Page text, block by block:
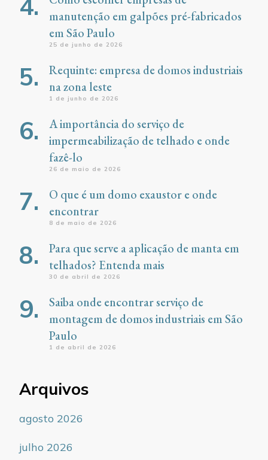
manutenção em galpões pré-fabricados
em São Paulo
25 de junho de 2026
Requinte: empresa de domos industriais
na zona leste
1 de junho de 2026
A importância do serviço de
impermeabilização de telhado e onde
fazê-lo
26 de maio de 2026
O que é um domo exaustor e onde
encontrar
8 de maio de 2026
Para que serve a aplicação de manta em
telhados? Entenda mais
30 de abril de 2026
Saiba onde encontrar serviço de
montagem de domos industriais em São
Paulo
1 de abril de 2026
Arquivos
agosto 2026
julho 2026